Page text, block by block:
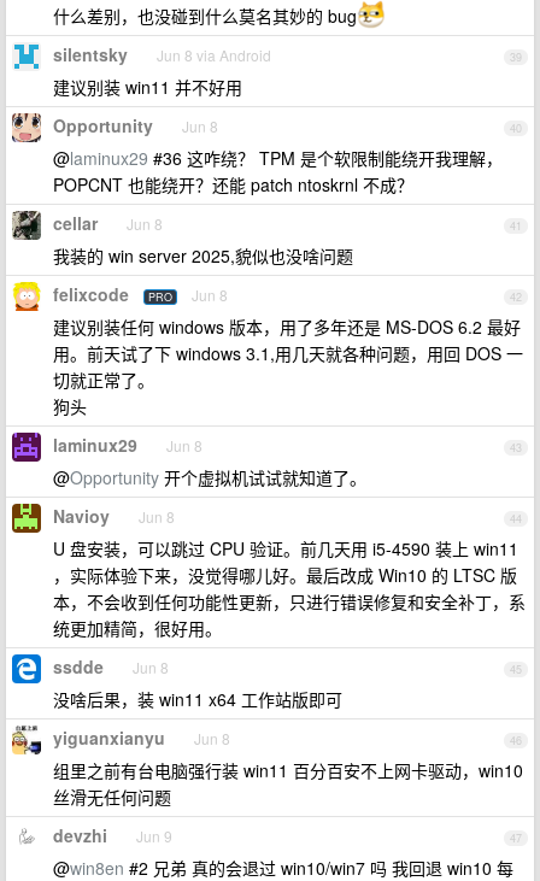
什么差别，也没碰到什么莫名其妙的 bug
39
silentsky Jun 8 via Android
建议别装 win11 并不好用
40
Opportunity Jun 8
@laminux29 #36 这咋绕？ TPM 是个软限制能绕开我理解，
POPCNT 也能绕开？还能 patch ntoskrnl 不成？
41
cellar Jun 8
我装的 win server 2025,貌似也没啥问题
42
felixcode PRO Jun 8
建议别装任何 windows 版本，用了多年还是 MS-DOS 6.2 最好
用。前天试了下 windows 3.1,用几天就各种问题，用回 DOS 一
切就正常了。
狗头
43
laminux29 Jun 8
@Opportunity 开个虚拟机试试就知道了。
44
Navioy Jun 8
U 盘安装，可以跳过 CPU 验证。前几天用 i5-4590 装上 win11
，实际体验下来，没觉得哪儿好。最后改成 Win10 的 LTSC 版
本，不会收到任何功能性更新，只进行错误修复和安全补丁，系
统更加精简，很好用。
45
ssdde Jun 8
没啥后果，装 win11 x64 工作站版即可
46
yiguanxianyu Jun 8
组里之前有台电脑强行装 win11 百分百安不上网卡驱动，win10
丝滑无任何问题
47
devzhi Jun 9
@win8en #2 兄弟 真的会退过 win10/win7 吗 我回退 win10 每